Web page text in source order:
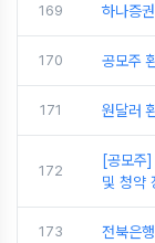
169 하나증
170 공모주
171 원달러
172
[공모주
및 청약
173 전북은